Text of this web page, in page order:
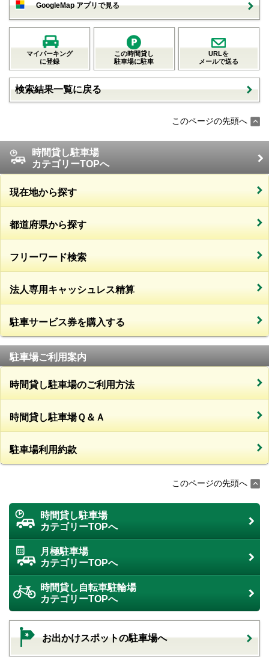
GoogleMap アプリで見る
マイパーキング
に登録
この時間貸し
駐車場に駐車
URLを
メールで送る
検索結果一覧に戻る
このページの先頭へ
時間貸し駐車場
カテゴリーTOPへ
現在地から探す
都道府県から探す
フリーワード検索
法人専用キャッシュレス精算
駐車サービス券を購入する
駐車場ご利用案内
時間貸し駐車場のご利用方法
時間貸し駐車場Ｑ＆Ａ
駐車場利用約款
このページの先頭へ
時間貸し駐車場
カテゴリーTOPへ
月極駐車場
カテゴリーTOPへ
時間貸し自転車駐輪場
カテゴリーTOPへ
お出かけスポットの駐車場へ